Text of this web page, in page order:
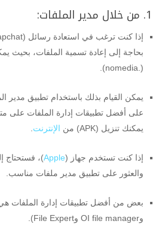
1. من خلال مدير الملفات:
بحاجة إلى إعادة تسمية الملفات، بحيث
(.nomedia).
يمكن القيام بذلك باستخدام تطبيق مدير
على أفضل تطبيقات إدارة الملفات على
يمكنك تنزيل (APK) من
الإنترنت
إذا كنت تستخدم جهاز (Apple)، فستحتاج
والعثور على تطبيق مدير ملفات مناسب.
وOI file manager وFile Expert).